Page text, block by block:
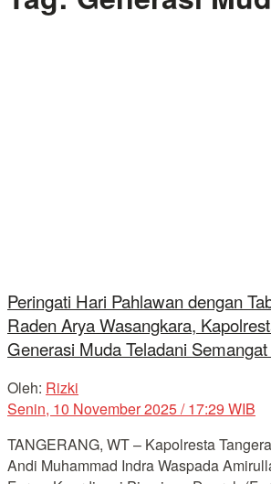
Peringati Hari Pahlawan dengan
Raden Arya Wasangkara,
Generasi Muda Teladani
Oleh: Rizki
Senin, 10 November 2025 / 17:29 WIB
TANGERANG, WT – Kapolresta
Andi Muhammad Indra Waspada